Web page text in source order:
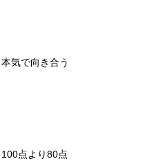
本気で向き合う
100点より80点